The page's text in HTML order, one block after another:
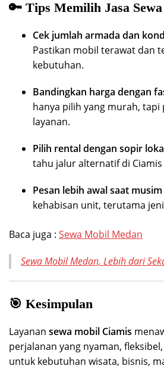
🔑 Tips Memilih Jasa
Cek jumlah armada dan
Pastikan mobil terawat dan
kebutuhan.
Bandingkan harga dengan
hanya pilih yang murah,
layanan.
Pilih rental dengan sopir
tahu jalur alternatif di
Pesan lebih awal saat
kehabisan unit, terutama
Baca juga : Sewa Mobil Medan
Sewa Mobil Medan, Lebih dari
🎯 Kesimpulan
Layanan sewa mobil Ciamis
perjalanan yang nyaman,
untuk kebutuhan wisata, bisnis,